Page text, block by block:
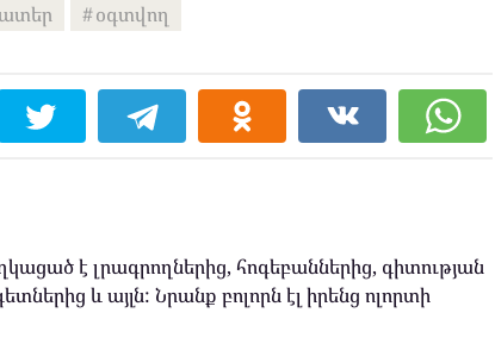
օգտվող
է լրագրողներից, հոգեբաններից, գիտության
և այլն: Նրանք բոլորն էլ իրենց ոլորտի